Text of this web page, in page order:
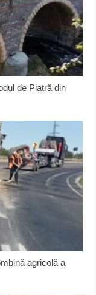
de Piatră din
agricolă a